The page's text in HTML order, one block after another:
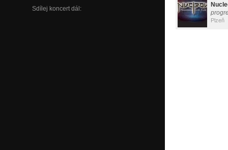
Sdílej koncert dál:
Plzeň